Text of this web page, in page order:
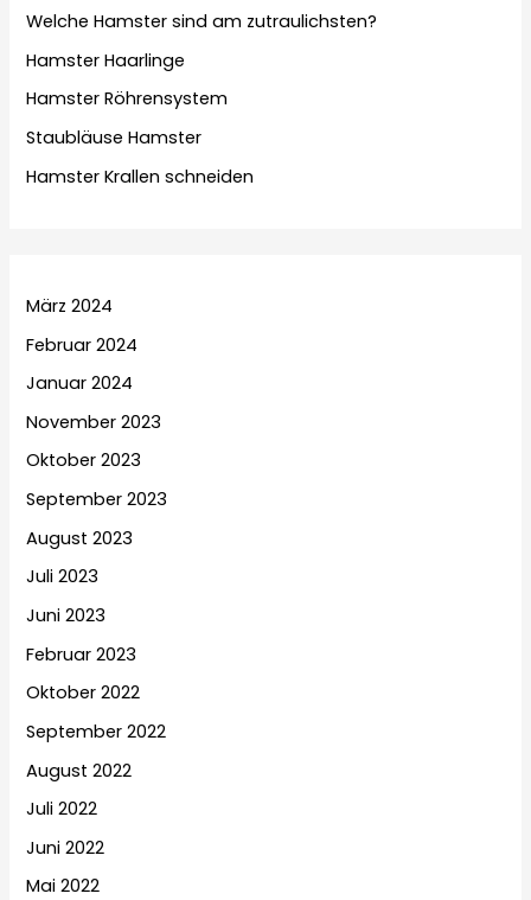
Welche Hamster sind am zutraulichsten?
Hamster Haarlinge
Hamster Röhrensystem
Staubläuse Hamster
Hamster Krallen schneiden
März 2024
Februar 2024
Januar 2024
November 2023
Oktober 2023
September 2023
August 2023
Juli 2023
Juni 2023
Februar 2023
Oktober 2022
September 2022
August 2022
Juli 2022
Juni 2022
Mai 2022